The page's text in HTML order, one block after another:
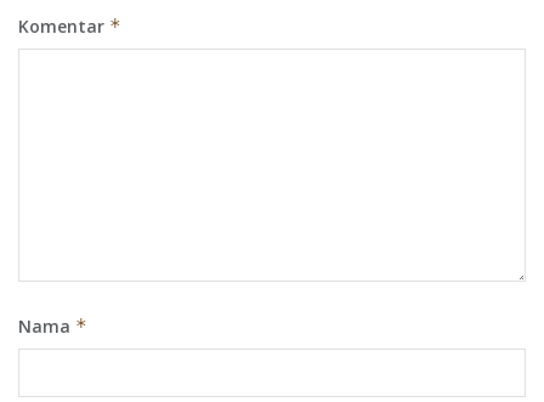
Komentar *
Nama *